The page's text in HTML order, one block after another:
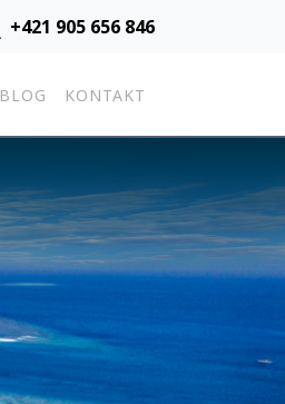
+421 905 656 846
BLOG KONTAKT